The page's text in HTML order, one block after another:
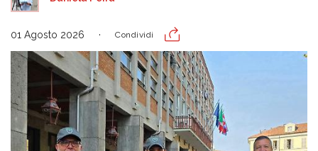
01 Agosto 2026 Condividi